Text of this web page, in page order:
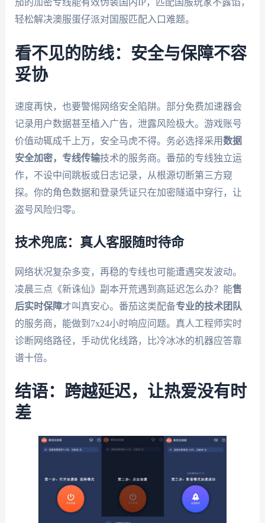
茄的加密专线能有效伪装国内IP，匹配国服玩家不露馅，
轻松解决澳服蛋仔派对国服匹配入口难题。
看不见的防线：安全与保障不容
妥协
速度再快，也要警惕网络安全陷阱。部分免费加速器会
记录用户数据甚至植入广告，泄露风险极大。游戏账号
价值动辄成千上万，安全马虎不得。务必选择采用数据
安全加密，专线传输技术的服务商。番茄的专线独立运
作，不设中间跳板或日志记录，从根源切断第三方窥
探。你的角色数据和登录凭证只在加密隧道中穿行，让
盗号风险归零。
技术兜底：真人客服随时待命
网络状况复杂多变，再稳的专线也可能遭遇突发波动。
凌晨三点《新诛仙》副本开荒遇到高延迟怎么办？能售
后实时保障才叫真安心。番茄这类配备专业的技术团队
的服务商，能做到7x24小时响应问题。真人工程师实时
诊断网络路径，手动优化线路，比冷冰冰的机器应答靠
谱十倍。
结语：跨越延迟，让热爱没有时
差